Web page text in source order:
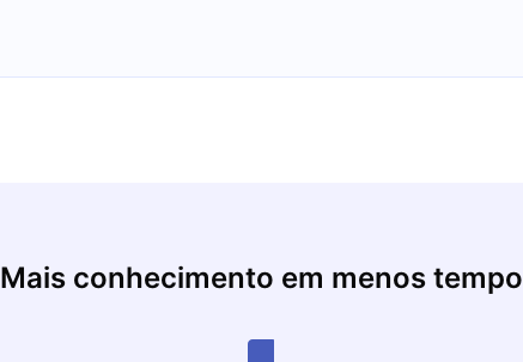
Mais conhecimento em menos tempo